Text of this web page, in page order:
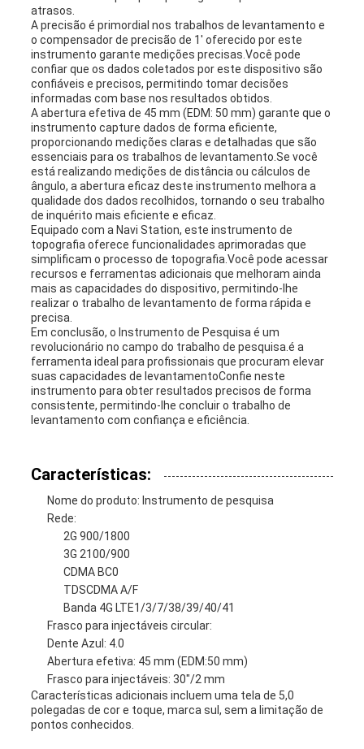
atrasos.
A precisão é primordial nos trabalhos de levantamento e
o compensador de precisão de 1' oferecido por este
instrumento garante medições precisas.Você pode
confiar que os dados coletados por este dispositivo são
confiáveis e precisos, permitindo tomar decisões
informadas com base nos resultados obtidos.
A abertura efetiva de 45 mm (EDM: 50 mm) garante que o
instrumento capture dados de forma eficiente,
proporcionando medições claras e detalhadas que são
essenciais para os trabalhos de levantamento.Se você
está realizando medições de distância ou cálculos de
ângulo, a abertura eficaz deste instrumento melhora a
qualidade dos dados recolhidos, tornando o seu trabalho
de inquérito mais eficiente e eficaz.
Equipado com a Navi Station, este instrumento de
topografia oferece funcionalidades aprimoradas que
simplificam o processo de topografia.Você pode acessar
recursos e ferramentas adicionais que melhoram ainda
mais as capacidades do dispositivo, permitindo-lhe
realizar o trabalho de levantamento de forma rápida e
precisa.
Em conclusão, o Instrumento de Pesquisa é um
revolucionário no campo do trabalho de pesquisa.é a
ferramenta ideal para profissionais que procuram elevar
suas capacidades de levantamentoConfie neste
instrumento para obter resultados precisos de forma
consistente, permitindo-lhe concluir o trabalho de
levantamento com confiança e eficiência.
Características:
Nome do produto: Instrumento de pesquisa
Rede:
2G 900/1800
3G 2100/900
CDMA BC0
TDSCDMA A/F
Banda 4G LTE1/3/7/38/39/40/41
Frasco para injectáveis circular:
Dente Azul: 4.0
Abertura efetiva: 45 mm (EDM:50 mm)
Frasco para injectáveis: 30"/2 mm
Características adicionais incluem uma tela de 5,0
polegadas de cor e toque, marca sul, sem a limitação de
pontos conhecidos.